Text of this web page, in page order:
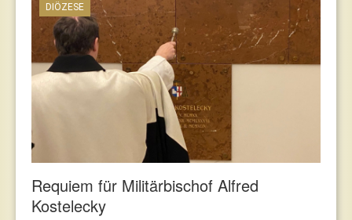
DIÖZESE
Requiem für Militärbischof Alfred
Kostelecky